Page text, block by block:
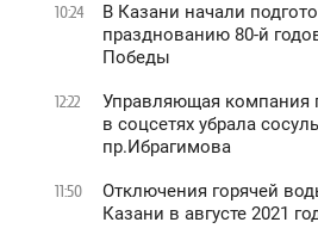
10:24
В Казани начали
празднованию 80-й
Победы
12:22
Управляющая компания
в соцсетях убрала
пр.Ибрагимова
11:50
Отключения горячей
Казани в августе 2021